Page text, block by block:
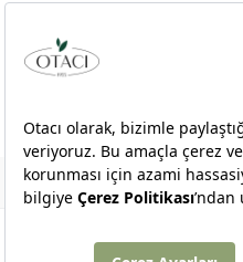
Bilgi Toplumu Hizmetleri
Takipte Kal